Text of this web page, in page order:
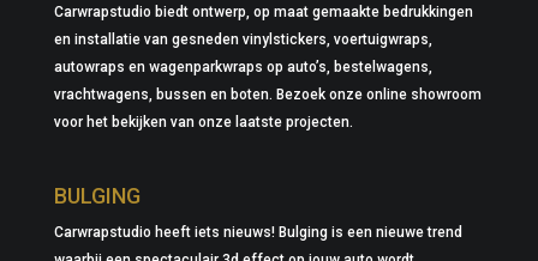
Carwrapstudio biedt ontwerp, op maat gemaakte bedrukkingen
en installatie van gesneden vinylstickers, voertuigwraps,
autowraps en wagenparkwraps op auto’s, bestelwagens,
vrachtwagens, bussen en boten. Bezoek onze online showroom
voor het bekijken van onze laatste projecten.
BULGING
Carwrapstudio heeft iets nieuws! Bulging is een nieuwe trend